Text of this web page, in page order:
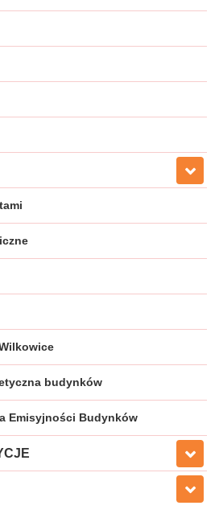
budynków
Emisyjności Budynków